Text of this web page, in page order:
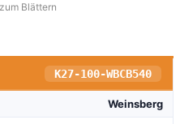
Blättern
K27-100-WBCB540
Weinsberg